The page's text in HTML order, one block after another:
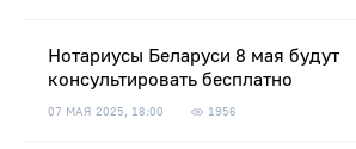
Нотариусы Беларуси 8 мая будут
консультировать бесплатно
07 МАЯ 2025, 18:00 1956